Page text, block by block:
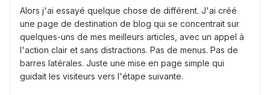
Alors j'ai essayé quelque chose de différent. J'ai créé
une page de destination de blog qui se concentrait sur
quelques-uns de mes meilleurs articles, avec un appel à
l'action clair et sans distractions. Pas de menus. Pas de
barres latérales. Juste une mise en page simple qui
guidait les visiteurs vers l'étape suivante.